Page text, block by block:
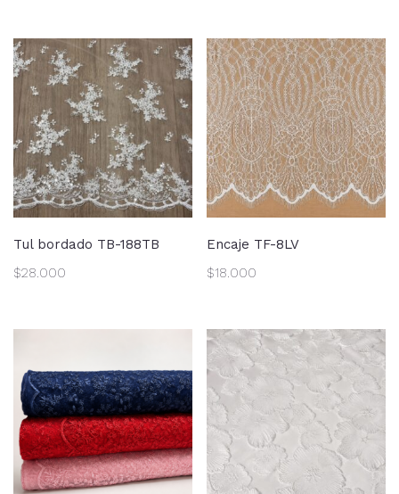
Tul bordado TB-188TB
$28.000
Encaje TF-8LV
$18.000